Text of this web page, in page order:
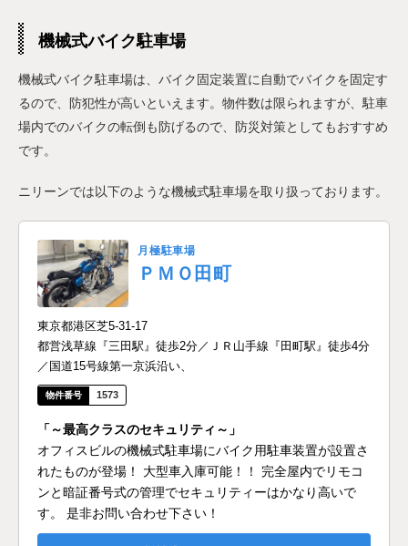
機械式バイク駐車場
機械式バイク駐車場は、バイク固定装置に自動でバイクを固定す
るので、防犯性が高いといえます。物件数は限られますが、駐車
場内でのバイクの転倒も防げるので、防災対策としてもおすすめ
です。
ニリーンでは以下のような機械式駐車場を取り扱っております。
月極駐車場
ＰＭＯ田町
東京都港区芝5-31-17
都営浅草線『三田駅』徒歩2分／ＪＲ山手線『田町駅』徒歩4分
／国道15号線第一京浜沿い、
1573
「～最高クラスのセキュリティ～」
オフィスビルの機械式駐車場にバイク用駐車装置が設置さ
れたものが登場！ 大型車入庫可能！！ 完全屋内でリモコ
ンと暗証番号式の管理でセキュリティーはかなり高いで
す。 是非お問い合わせ下さい！